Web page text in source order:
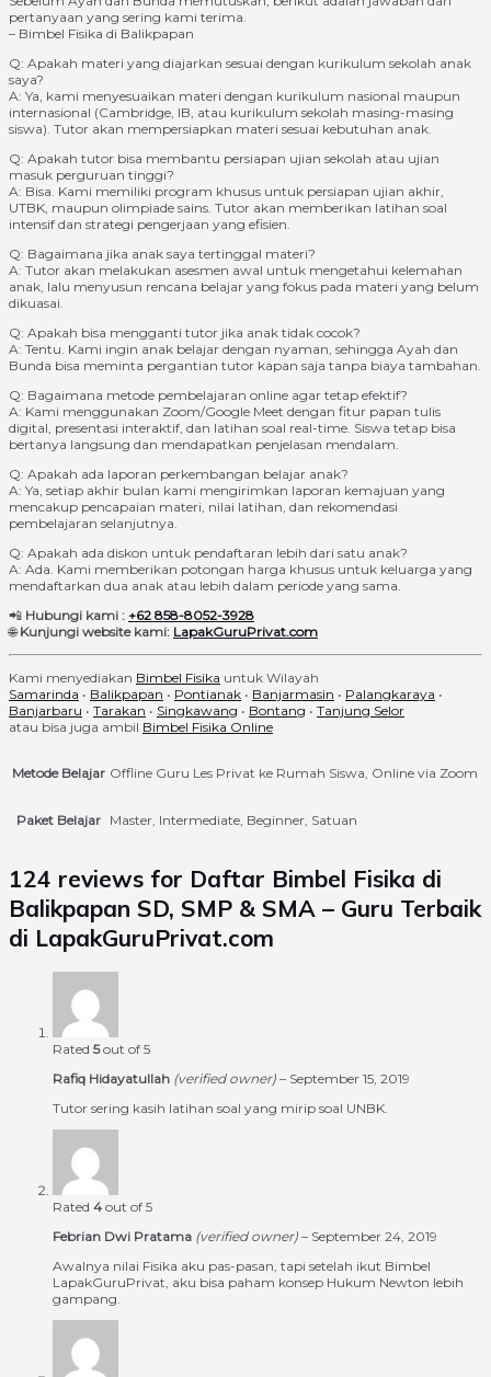
pertanyaan yang sering kami terima.
– Bimbel Fisika di Balikpapan
Q: Apakah materi yang diajarkan sesuai dengan kurikulum sekolah anak
saya?
A: Ya, kami menyesuaikan materi dengan kurikulum nasional maupun
internasional (Cambridge, IB, atau kurikulum sekolah masing-masing
siswa). Tutor akan mempersiapkan materi sesuai kebutuhan anak.
Q: Apakah tutor bisa membantu persiapan ujian sekolah atau ujian
masuk perguruan tinggi?
A: Bisa. Kami memiliki program khusus untuk persiapan ujian akhir,
UTBK, maupun olimpiade sains. Tutor akan memberikan latihan soal
intensif dan strategi pengerjaan yang efisien.
Q: Bagaimana jika anak saya tertinggal materi?
A: Tutor akan melakukan asesmen awal untuk mengetahui kelemahan
anak, lalu menyusun rencana belajar yang fokus pada materi yang belum
dikuasai.
Q: Apakah bisa mengganti tutor jika anak tidak cocok?
A: Tentu. Kami ingin anak belajar dengan nyaman, sehingga Ayah dan
Bunda bisa meminta pergantian tutor kapan saja tanpa biaya tambahan.
Q: Bagaimana metode pembelajaran online agar tetap efektif?
A: Kami menggunakan Zoom/Google Meet dengan fitur papan tulis
digital, presentasi interaktif, dan latihan soal real-time. Siswa tetap bisa
bertanya langsung dan mendapatkan penjelasan mendalam.
Q: Apakah ada laporan perkembangan belajar anak?
A: Ya, setiap akhir bulan kami mengirimkan laporan kemajuan yang
mencakup pencapaian materi, nilai latihan, dan rekomendasi
pembelajaran selanjutnya.
Q: Apakah ada diskon untuk pendaftaran lebih dari satu anak?
A: Ada. Kami memberikan potongan harga khusus untuk keluarga yang
mendaftarkan dua anak atau lebih dalam periode yang sama.
📲 Hubungi kami : +62 858-8052-3928
🌐Kunjungi website kami: LapakGuruPrivat.com
Kami menyediakan Bimbel Fisika untuk Wilayah
Samarinda • Balikpapan • Pontianak • Banjarmasin • Palangkaraya •
Banjarbaru • Tarakan • Singkawang • Bontang • Tanjung Selor
atau bisa juga ambil Bimbel Fisika Online
Metode Belajar Offline Guru Les Privat ke Rumah Siswa, Online via Zoom
Paket Belajar Master, Intermediate, Beginner, Satuan
124 reviews for Daftar Bimbel Fisika di
Balikpapan SD, SMP & SMA – Guru Terbaik
di LapakGuruPrivat.com
Rated 5out of 5
Rafiq Hidayatullah (verified owner) – September 15, 2019
Tutor sering kasih latihan soal yang mirip soal UNBK.
Rated 4 out of 5
Febrian Dwi Pratama (verified owner) – September 24, 2019
Awalnya nilai Fisika aku pas-pasan, tapi setelah ikut Bimbel
LapakGuruPrivat, aku bisa paham konsep Hukum Newton lebih
gampang.